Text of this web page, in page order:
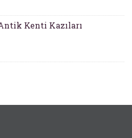
Kenti Kazıları